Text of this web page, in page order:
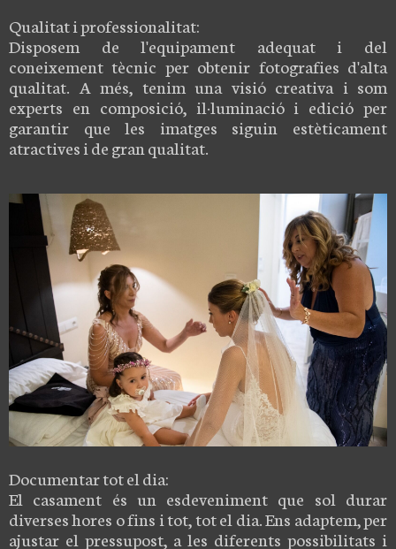
Qualitat i professionalitat:
Disposem de l'equipament adequat i del
coneixement tècnic per obtenir fotografies d'alta
qualitat. A més, tenim una visió creativa i som
experts en composició, il·luminació i edició per
garantir que les imatges siguin estèticament
atractives i de gran qualitat.
Documentar tot el dia:
El casament és un esdeveniment que sol durar
diverses hores o fins i tot, tot el dia. Ens adaptem, per
ajustar el pressupost, a les diferents possibilitats i